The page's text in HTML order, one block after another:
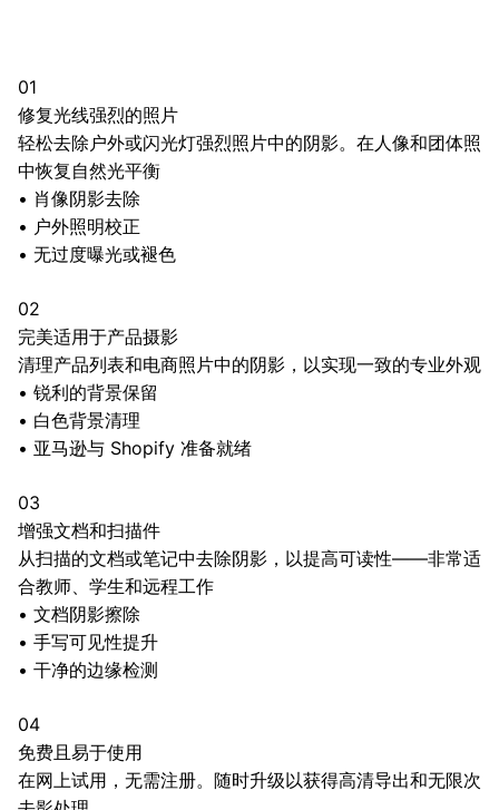
01
修复光线强烈的照片
轻松去除户外或闪光灯强烈照片中的阴影。在人像和团体照
中恢复自然光平衡
• 肖像阴影去除
• 户外照明校正
• 无过度曝光或褪色
02
完美适用于产品摄影
清理产品列表和电商照片中的阴影，以实现一致的专业外观
• 锐利的背景保留
• 白色背景清理
• 亚马逊与 Shopify 准备就绪
03
增强文档和扫描件
从扫描的文档或笔记中去除阴影，以提高可读性——非常适
合教师、学生和远程工作
• 文档阴影擦除
• 手写可见性提升
• 干净的边缘检测
04
免费且易于使用
在网上试用，无需注册。随时升级以获得高清导出和无限次